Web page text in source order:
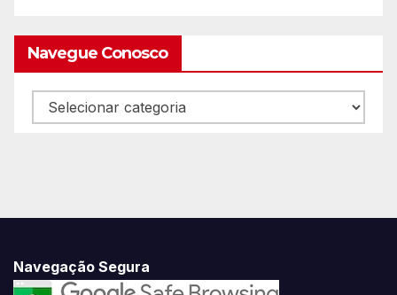
Navegue Conosco
Navegue
Conosco
Navegação Segura